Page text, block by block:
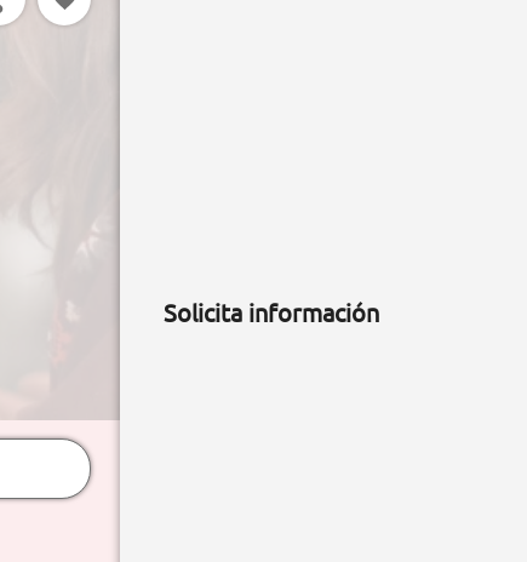
Solicita información